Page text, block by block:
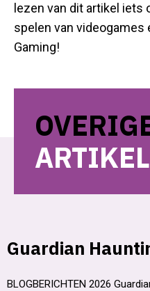
lezen van dit artikel
spelen van videogames
Gaming!
Guardian
BLOGBERICHTEN 2026